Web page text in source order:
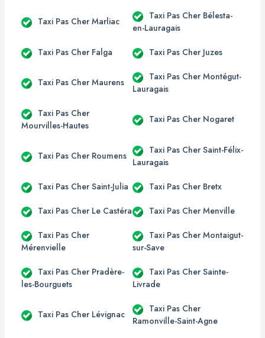
Taxi Pas Cher Marliac
Taxi Pas Cher Bélesta-
en-Lauragais
Taxi Pas Cher Falga Taxi Pas Cher Juzes
Taxi Pas Cher Maurens
Taxi Pas Cher Montégut-
Lauragais
Taxi Pas Cher
Mourvilles-Hautes
Taxi Pas Cher Nogaret
Taxi Pas Cher Roumens
Taxi Pas Cher Saint-Félix-
Lauragais
Taxi Pas Cher Saint-Julia Taxi Pas Cher Bretx
Taxi Pas Cher Le Castéra Taxi Pas Cher Menville
Taxi Pas Cher
Mérenvielle
Taxi Pas Cher Montaigut-
sur-Save
Taxi Pas Cher Pradère-
les-Bourguets
Taxi Pas Cher Sainte-
Livrade
Taxi Pas Cher Lévignac
Taxi Pas Cher
Ramonville-Saint-Agne